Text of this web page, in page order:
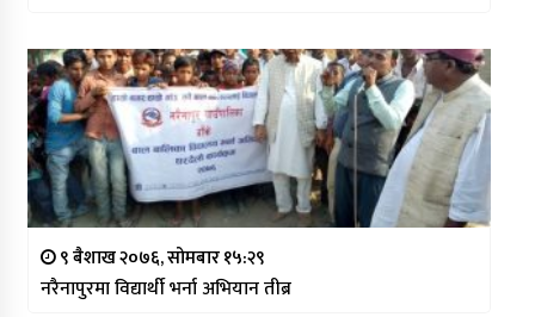
९ बैशाख २०७६, सोमबार १५:२९
नरैनापुरमा विद्यार्थी भर्ना अभियान तीब्र